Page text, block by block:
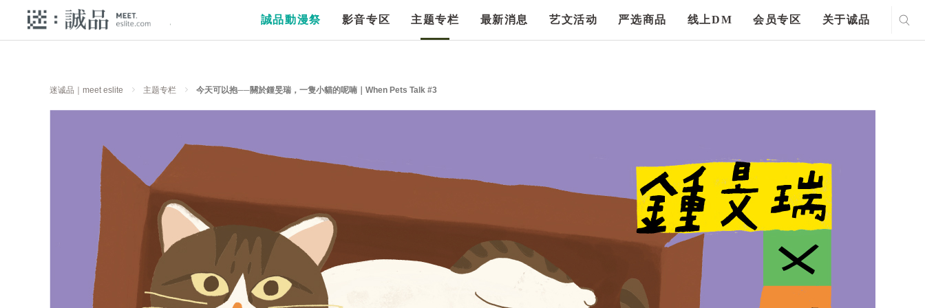
誠品動漫祭 影音专区 主题专栏 最新消息 艺文活动 严选商品 线上DM 会员专区 关于诚品
迷诚品｜meet eslite 主题专栏 今天可以抱──關於鍾旻瑞，一隻小貓的呢喃｜When Pets Talk #3